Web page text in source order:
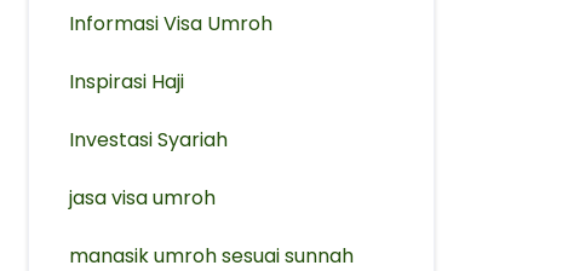
Informasi Visa Umroh
Inspirasi Haji
Investasi Syariah
jasa visa umroh
manasik umroh sesuai sunnah